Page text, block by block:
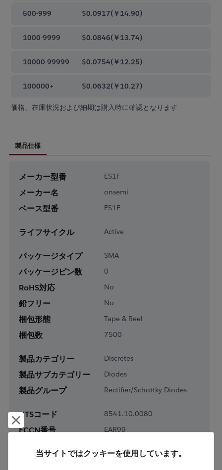
500-999 $0.0917(￥14.90)
1000-9999 $0.0846(￥13.74)
10000-99999 $0.0754(￥12.25)
100000+ $0.0632(￥10.27)
価格、在庫状況および納期は購入時に確認となります
製品仕様
メーカー型番 ES1F
メーカー名 onsemi
ベース型番 ES1F
ライフサイクル Active
パッケージタイプ SMA
パッケージピン数 0
RoHS対応 No
鉛フリー No
梱包形態 Tape & Reel
梱包数 7500
製品カテゴリー Discretes
製品サブカテゴリー Diodes
製品グループ Rectifier/Schottky Diodes
HTSコード 8541.10.0080
ECCN番号 EAR99
却下して閉じる
当サイトではクッキーを使用しています。